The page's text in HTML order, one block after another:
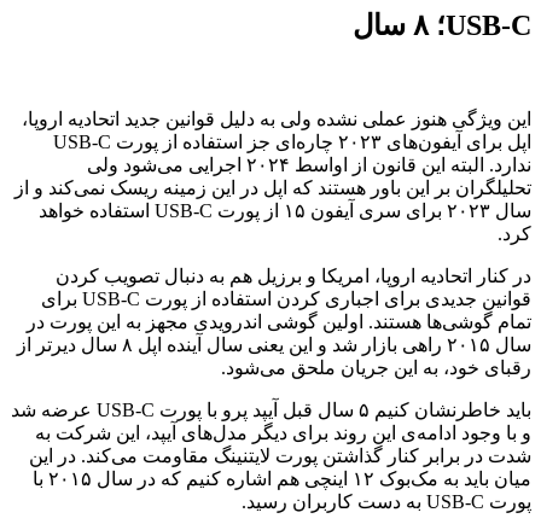
USB-C؛ ۸ سال
این ویژگی هنوز عملی نشده ولی به دلیل قوانین جدید اتحادیه اروپا،
اپل برای آیفون‌های ۲۰۲۳ چاره‌ای جز استفاده از پورت USB-C
ندارد. البته این قانون از اواسط ۲۰۲۴ اجرایی می‌شود ولی
تحلیلگران بر این باور هستند که اپل در این زمینه ریسک نمی‌کند و از
سال ۲۰۲۳ برای سری آیفون ۱۵ از پورت USB-C استفاده خواهد
کرد.
در کنار اتحادیه اروپا، امریکا و برزیل هم به دنبال تصویب کردن
قوانین جدیدی برای اجباری کردن استفاده از پورت USB-C برای
تمام گوشی‌ها هستند. اولین گوشی اندرویدی مجهز به این پورت در
سال ۲۰۱۵ راهی بازار شد و این یعنی سال آینده اپل ۸ سال دیرتر از
رقبای خود، به این جریان ملحق می‌شود.
باید خاطرنشان کنیم ۵ سال قبل آیپد پرو با پورت USB-C عرضه شد
و با وجود ادامه‌ی این روند برای دیگر مدل‌های آیپد، این شرکت به
شدت در برابر کنار گذاشتن پورت لایتنینگ مقاومت می‌کند. در این
میان باید به مک‌بوک ۱۲ اینچی هم اشاره کنیم که در سال ۲۰۱۵ با
پورت USB-C به دست کاربران رسید.